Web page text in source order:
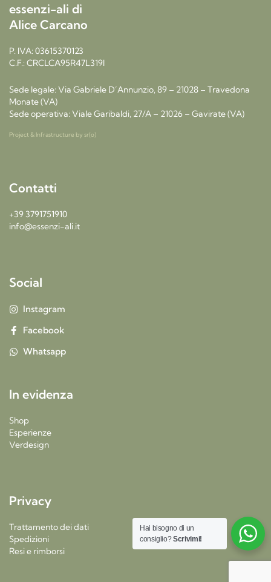
essenzi-ali di
Alice Carcano
P. IVA: 03615370123
C.F.: CRCLCA95R47L319I
Sede legale: Via Gabriele D’Annunzio, 89 – 21028 – Travedona
Monate (VA)
Sede operativa: Viale Garibaldi, 27/A – 21026 – Gavirate (VA)
Project & Infrastructure by sr(o)
Contatti
+39 3791751910
info@essenzi-ali.it
Social
Instagram
Facebook
Whatsapp
In evidenza
Shop
Esperienze
Verdesign
Privacy
Trattamento dei dati
Spedizioni
Resi e rimborsi
Hai bisogno di un
consiglio?Scrivimi!